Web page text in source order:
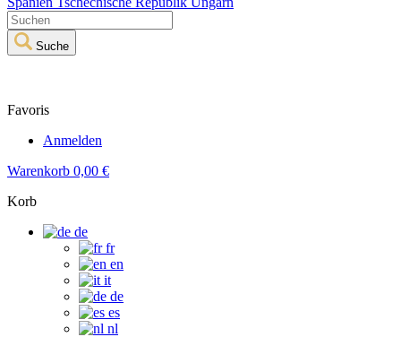
Suche
Favoris
Anmelden
Warenkorb 0,00 €
Korb
de
fr
en
it
de
es
nl